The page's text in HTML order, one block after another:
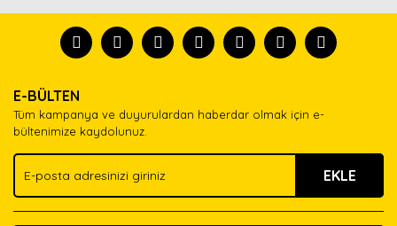
tanısın.
formunu kullanarak tarafımıza iletebilirsiniz.
Görüş ve önerileriniz için teşekkür ederiz.
Ürün açıklamasında eksik bilgiler bulunuyor.
Ürün bilgilerinde hatalar bulunuyor.
Ürün fiyatı diğer sitelerden daha pahalı.
Bu ürüne benzer farklı alternatifler olmalı.
E-BÜLTEN
Tüm kampanya ve duyurulardan haberdar olmak için e-
bültenimize kaydolunuz.
EKLE